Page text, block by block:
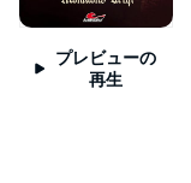
プレビューの
再生